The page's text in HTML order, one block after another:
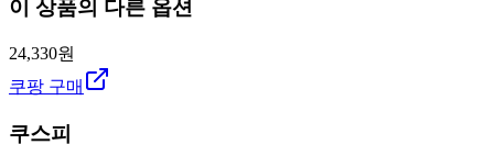
이 상품의 다른 옵션
24,330원
쿠팡 구매
쿠스피